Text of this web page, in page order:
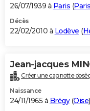
26/07/1939 à Paris (Paris
Décès
22/02/2010 à Lodève (
Jean-jacques
Créer une cagnotte
Naissance
24/11/1965 à Brégy(Oise)